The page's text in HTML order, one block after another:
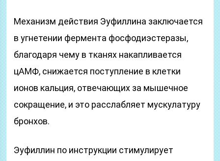
Механизм действия Эуфиллина заключается
в угнетении фермента фосфодиэстеразы,
благодаря чему в тканях накапливается
цАМФ, снижается поступление в клетки
ионов кальция, отвечающих за мышечное
сокращение, и это расслабляет мускулатуру
бронхов.
Эуфиллин по инструкции стимулирует